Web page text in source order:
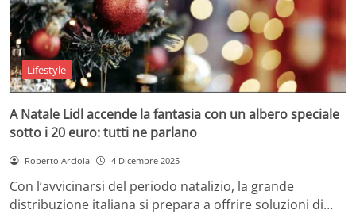
Lifestyle
A Natale Lidl accende la fantasia con un albero speciale
sotto i 20 euro: tutti ne parlano
Roberto Arciola 4 Dicembre 2025
Con l’avvicinarsi del periodo natalizio, la grande
distribuzione italiana si prepara a offrire soluzioni di…